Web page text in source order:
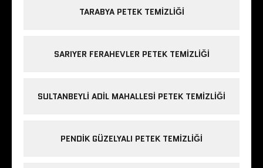
TARABYA PETEK TEMIZLIĞI
SARIYER FERAHEVLER PETEK TEMIZLIĞI
SULTANBEYLI ADIL MAHALLESI PETEK TEMIZLIĞI
PENDIK GÜZELYALI PETEK TEMIZLIĞI